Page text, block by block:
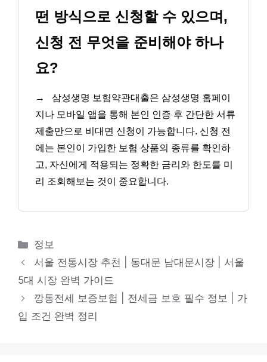
떤 방식으로 신청할 수 있으며,
신청 전 무엇을 준비해야 하나
요?
→
삼성생명 보험약관대출은 삼성생명 홈페이
지나 모바일 앱을 통해 본인 인증 후 간단한 서류
제출만으로 비대면 신청이 가능합니다. 신청 전
에는 본인이 가입한 보험 상품의 종류를 확인하
고, 자신에게 적용되는 정확한 금리와 한도를 미
리 조회해보는 것이 중요합니다.
카
테
리
정보
서울 전통시장 추천 | 동대문 남대문시장 | 서울
5대 시장 완벽 가이드
깡통전세 보증보험 | 전세금 보호 필수 정보 | 가
입 조건 완벽 정리